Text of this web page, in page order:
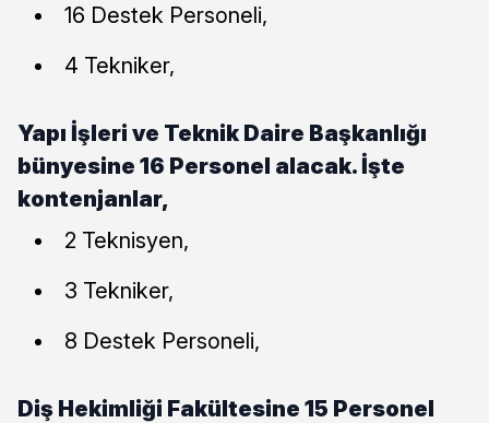
16 Destek Personeli,
4 Tekniker,
Yapı İşleri ve Teknik Daire Başkanlığı
bünyesine 16 Personel alacak. İşte
kontenjanlar,
2 Teknisyen,
3 Tekniker,
8 Destek Personeli,
Diş Hekimliği Fakültesine 15 Personel